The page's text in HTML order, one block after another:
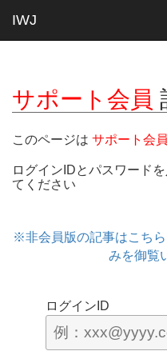
IWJ
サポート会員
このページは サポート会
ログインIDとパスワード
てください
※非会員版の記事はこち
みを御覧
ログインID